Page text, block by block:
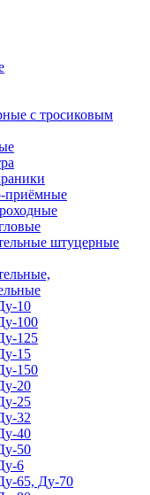
с тросиковым
приёмные
штуцерные
10
100
125
15
150
20
25
32
40
50
6
65, Ду-70